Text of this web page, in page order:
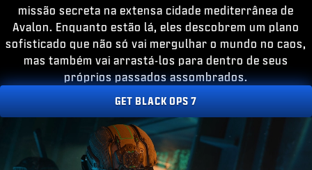
missão secreta na extensa cidade mediterrânea de
Avalon. Enquanto estão lá, eles descobrem um plano
sofisticado que não só vai mergulhar o mundo no caos,
mas também vai arrastá-los para dentro de seus
próprios passados assombrados.
GET BLACK OPS 7